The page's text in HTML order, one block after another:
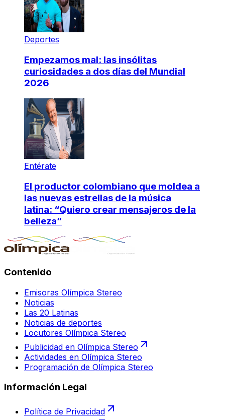
Deportes
Empezamos mal: las insólitas
curiosidades a dos días del Mundial
2026
Entérate
El productor colombiano que moldea a
las nuevas estrellas de la música
latina: “Quiero crear mensajeros de la
belleza”
Contenido
Emisoras Olímpica Stereo
Noticias
Las 20 Latinas
Noticias de deportes
Locutores Olímpica Stereo
Publicidad en Olímpica Stereo
Actividades en Olímpica Stereo
Programación de Olímpica Stereo
Información Legal
Política de Privacidad